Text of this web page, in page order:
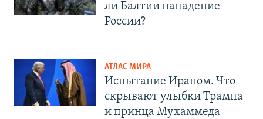
ли Балтии нападение
России?
АТЛАС МИРА
Испытание Ираном. Что
скрывают улыбки Трампа
и принца Мухаммеда